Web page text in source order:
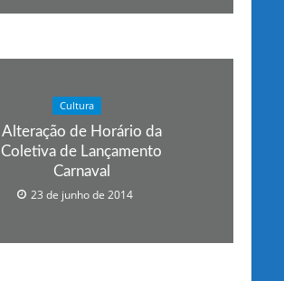
Cultura
Alteração de Horário da
Coletiva de Lançamento
Carnaval
23 de junho de 2014